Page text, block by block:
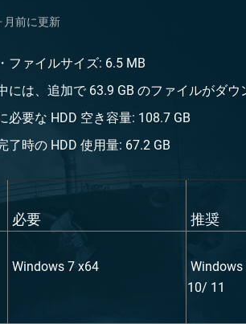
月前に更新
ファイルサイズ: 6.5 MB
には、追加で 63.9 GB のファイルがダウ
必要な HDD 空き容量: 108.7 GB
了時の HDD 使用量: 67.2 GB
必要 推奨
Windows 7 x64
10/ 11